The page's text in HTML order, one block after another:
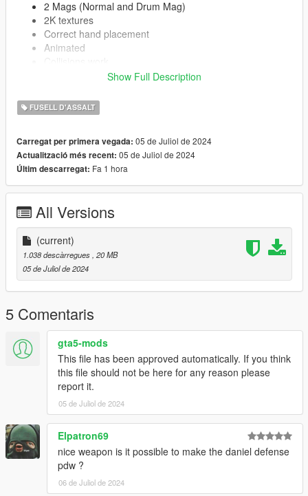
2 Mags (Normal and Drum Mag)
2K textures
Correct hand placement
Animated
Version 1.0:
Release
Show Full Description
FUSELL D'ASSALT
Carregat per primera vegada: 05 de Juliol de 2024
Actualització més recent: 05 de Juliol de 2024
Últim descarregat: Fa 1 hora
All Versions
(current)
1.038 descàrregues, 20 MB
05 de Juliol de 2024
5 Comentaris
gta5-mods
This file has been approved automatically. If you think
this file should not be here for any reason please
report it.
05 de Juliol de 2024
Elpatron69
nice weapon is it possible to make the daniel defense
pdw ?
06 de Juliol de 2024